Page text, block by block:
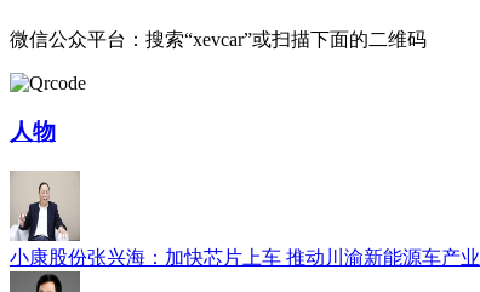
微信公众平台：搜索“xevcar”或扫描下面的二维码
人物
小康股份张兴海：加快芯片上车 推动川渝新能源车产业